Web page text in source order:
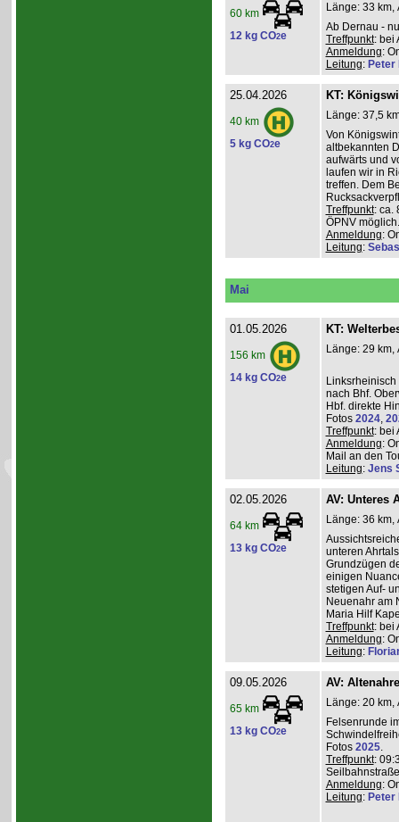
60 km
12 kg CO2e
Länge: 33 km,
Ab Dernau -
Treffpunkt: bei
Anmeldung:
Leitung: Peter
25.04.2026
40 km
5 kg CO2e
KT:
Länge: 37,5
Von
altbekannten
aufwärts und
laufen wir in
treffen. Dem
Treffpunkt: ca.
ÖPNV
Anmeldung:
Leitung:
Mai
01.05.2026
156 km
14 kg CO2e
KT:
Länge: 29 km,
nach Bhf.
Hbf. direkte
Fotos 2024,
Treffpunkt: bei
Anmeldung:
Mail an den
Leitung: Jens
02.05.2026
64 km
13 kg CO2e
AV: Unteres
Länge: 36 km,
unteren
Grundzügen
einigen
stetigen Auf-
Neuenahr am
Maria Hilf
Treffpunkt: bei
Anmeldung:
Leitung:
09.05.2026
65 km
13 kg CO2e
AV:
Länge: 20 km,
Felsenrunde
Fotos 2025.
Treffpunkt:
Anmeldung:
Leitung: Peter